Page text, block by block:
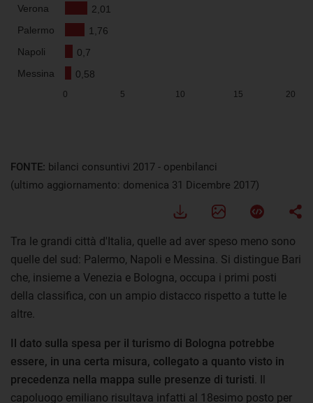
FONTE: bilanci consuntivi 2017 - openbilanci
(ultimo aggiornamento: domenica 31 Dicembre 2017)
Tra le grandi città d'Italia, quelle ad aver speso meno sono
quelle del sud: Palermo, Napoli e Messina. Si distingue Bari
che, insieme a Venezia e Bologna, occupa i primi posti
della classifica, con un ampio distacco rispetto a tutte le
altre.
Il dato sulla spesa per il turismo di Bologna potrebbe
essere, in una certa misura, collegato a quanto visto in
precedenza nella mappa sulle presenze di turisti . Il
capoluogo emiliano risultava infatti al 18esimo posto per